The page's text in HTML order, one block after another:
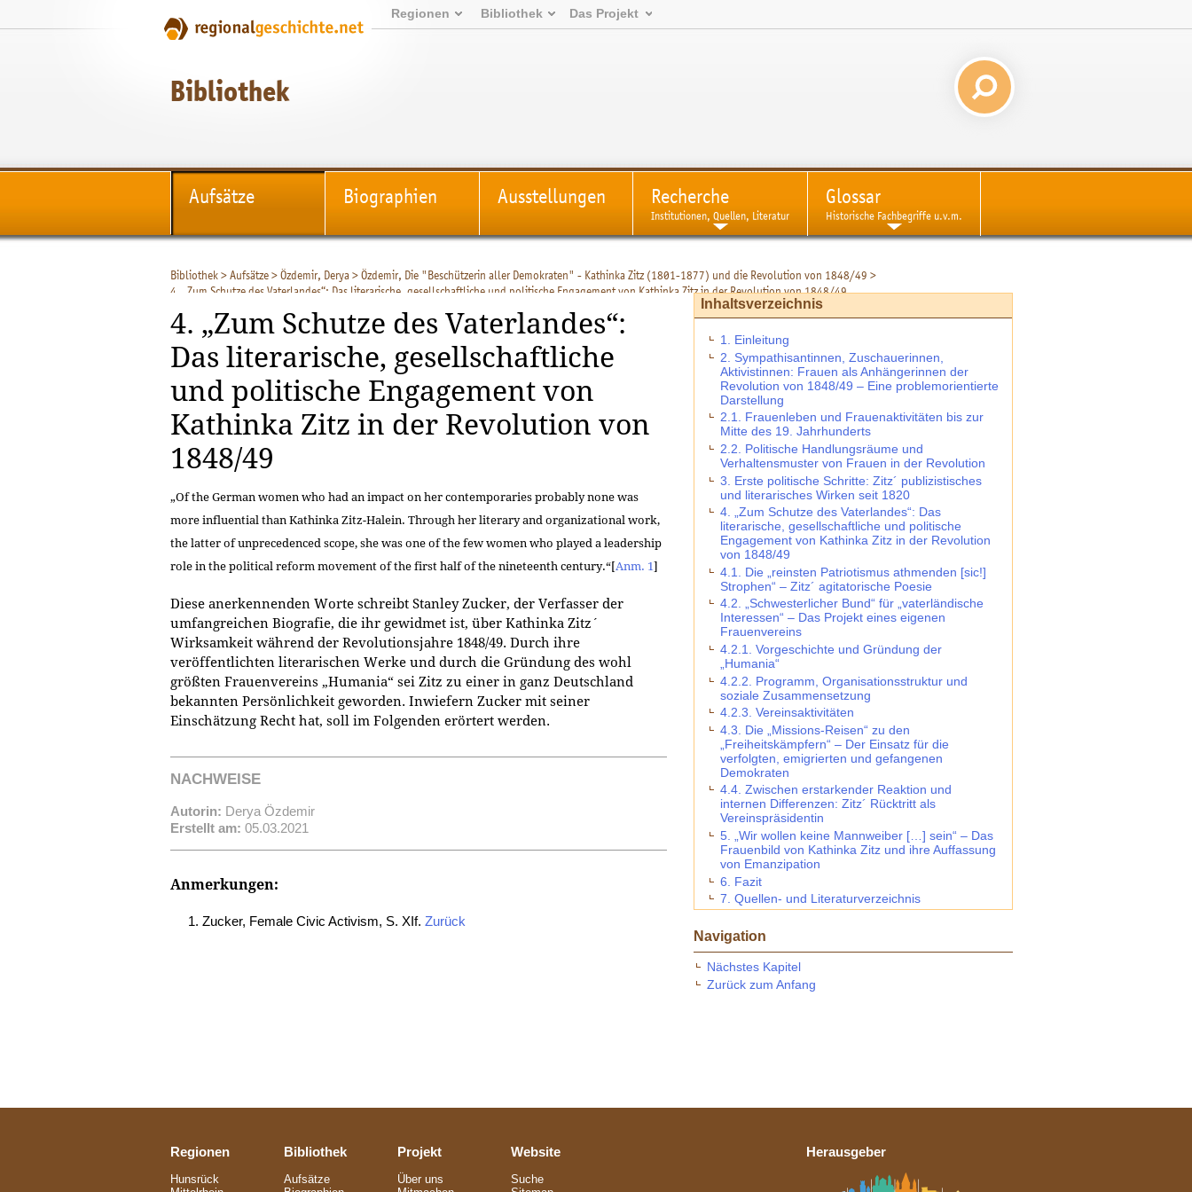
Regionen Bibliothek Das Projekt
Bibliothek
Aufsätze Biographien Ausstellungen Recherche
Institutionen, Quellen, Literatur
Glossar
Historische Fachbegriffe u.v.m.
Bibliothek>Aufsätze>Özdemir, Derya>Özdemir, Die "Beschützerin aller Demokraten" - Kathinka Zitz (1801-1877) und die Revolution von 1848/49 >
4. „Zum Schutze des Vaterlandes“: Das literarische, gesellschaftliche und politische Engagement von Kathinka Zitz in der Revolution von 1848/49
4. „Zum Schutze des Vaterlandes“:
Das literarische, gesellschaftliche
und politische Engagement von
Kathinka Zitz in der Revolution von
1848/49
„Of the German women who had an impact on her contemporaries probably none was
more influential than Kathinka Zitz-Halein. Through her literary and organizational work,
the latter of unprecedenced scope, she was one of the few women who played a leadership
role in the political reform movement of the first half of the nineteenth century.“[Anm. 1]
Diese anerkennenden Worte schreibt Stanley Zucker, der Verfasser der
umfangreichen Biografie, die ihr gewidmet ist, über Kathinka Zitz´
Wirksamkeit während der Revolutionsjahre 1848/49. Durch ihre
veröffentlichten literarischen Werke und durch die Gründung des wohl
größten Frauenvereins „Humania“ sei Zitz zu einer in ganz Deutschland
bekannten Persönlichkeit geworden. Inwiefern Zucker mit seiner
Einschätzung Recht hat, soll im Folgenden erörtert werden.
NACHWEISE
Autorin: Derya Özdemir
Erstellt am: 05.03.2021
Anmerkungen:
Zucker, Female Civic Activism, S. XIf. Zurück
Inhaltsverzeichnis
1. Einleitung
2. Sympathisantinnen, Zuschauerinnen,
Aktivistinnen: Frauen als Anhängerinnen der
Revolution von 1848/49 – Eine problemorientierte
Darstellung
2.1. Frauenleben und Frauenaktivitäten bis zur
Mitte des 19. Jahrhunderts
2.2. Politische Handlungsräume und
Verhaltensmuster von Frauen in der Revolution
3. Erste politische Schritte: Zitz´ publizistisches
und literarisches Wirken seit 1820
4. „Zum Schutze des Vaterlandes“: Das
literarische, gesellschaftliche und politische
Engagement von Kathinka Zitz in der Revolution
von 1848/49
4.1. Die „reinsten Patriotismus athmenden [sic!]
Strophen“ – Zitz´ agitatorische Poesie
4.2. „Schwesterlicher Bund“ für „vaterländische
Interessen“ – Das Projekt eines eigenen
Frauenvereins
4.2.1. Vorgeschichte und Gründung der
„Humania“
4.2.2. Programm, Organisationsstruktur und
soziale Zusammensetzung
4.2.3. Vereinsaktivitäten
4.3. Die „Missions-Reisen“ zu den
„Freiheitskämpfern“ – Der Einsatz für die
verfolgten, emigrierten und gefangenen
Demokraten
4.4. Zwischen erstarkender Reaktion und
internen Differenzen: Zitz´ Rücktritt als
Vereinspräsidentin
5. „Wir wollen keine Mannweiber […] sein“ – Das
Frauenbild von Kathinka Zitz und ihre Auffassung
von Emanzipation
6. Fazit
7. Quellen- und Literaturverzeichnis
Navigation
Nächstes Kapitel
Zurück zum Anfang
Regionen
Hunsrück
Bibliothek
Aufsätze
Projekt
Über uns
Website
Suche
Herausgeber